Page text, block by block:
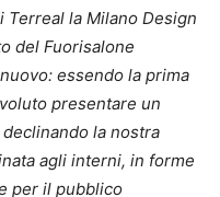
la Milano Design
del Fuorisalone
essendo la prima
presentare un
la nostra
agli interni, in forme
per il pubblico